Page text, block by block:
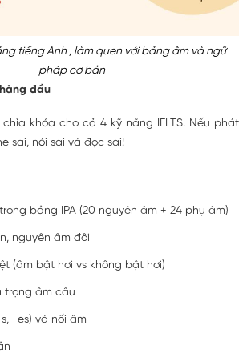
tiếng Anh , làm quen với bảng âm và ngữ
pháp cơ bản
đầu
khóa cho cả 4 kỹ năng IELTS. Nếu phát
sai, nói sai và đọc sai!
bảng IPA (20 nguyên âm + 24 phụ âm)
nguyên âm đôi
(âm bật hơi vs không bật hơi)
trọng âm câu
-es) và nối âm